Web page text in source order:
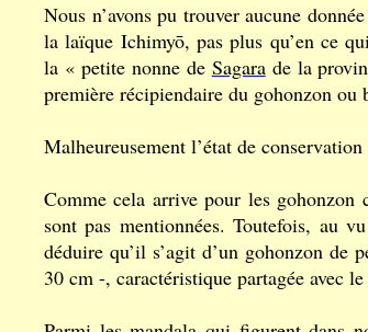
Nous n’avons pu trouver aucune
la laïque Ichimyō, pas plus qu’en ce
la « petite nonne de Sagarade la
première récipiendaire du gohonzon ou
Malheureusement l’état de
Comme cela arrive pour les gohonzon
sont pas mentionnées. Toutefois, au
déduire qu’il s’agit d’un gohonzon
30 cm -, caractéristique partagée avec